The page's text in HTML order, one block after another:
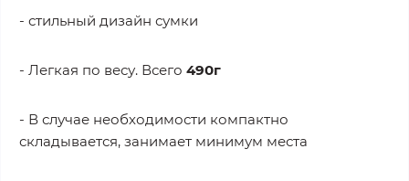
- стильный дизайн сумки
- Легкая по весу. Всего 490г
- В случае необходимости компактно
складывается, занимает минимум места